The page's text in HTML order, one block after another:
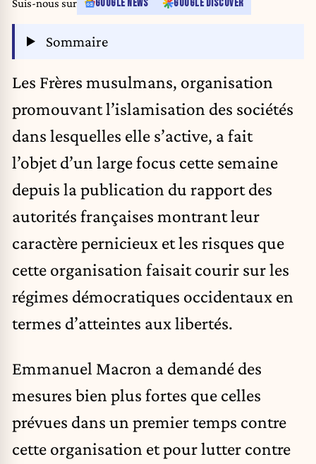
Suis-nous sur GOOGLE NEWS GOOGLE DISCOVER
Sommaire
Les Frères musulmans, organisation
promouvant l’islamisation des sociétés
dans lesquelles elle s’active, a fait
l’objet d’un large focus cette semaine
depuis la publication du rapport des
autorités françaises montrant leur
caractère pernicieux et les risques que
cette organisation faisait courir sur les
régimes démocratiques occidentaux en
termes d’atteintes aux libertés.
Emmanuel Macron a demandé des
mesures bien plus fortes que celles
prévues dans un premier temps contre
cette organisation et pour lutter contre